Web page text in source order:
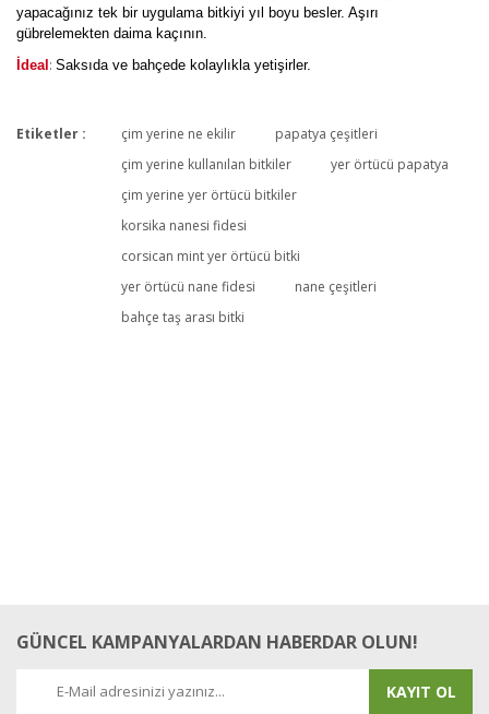
yapacağınız tek bir uygulama bitkiyi yıl boyu besler. Aşırı
gübrelemekten daima kaçının.
İdeal : Saksıda ve bahçede kolaylıkla yetişirler.
Bu ürüne ilk yorumu siz yapın!
Yorum Yaz
Etiketler : çim yerine ne ekilir
papatya çeşitleri
çim yerine kullanılan bitkiler
yer örtücü papatya
çim yerine yer örtücü bitkiler
korsika nanesi fidesi
corsican mint yer örtücü bitki
yer örtücü nane fidesi
nane çeşitleri
bahçe taş arası bitki
GÜNCEL KAMPANYALARDAN HABERDAR OLUN!
KAYIT OL